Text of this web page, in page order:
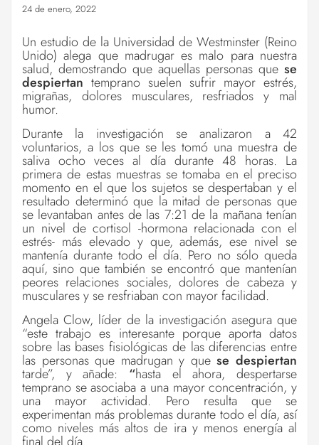
24 de enero, 2022
Un estudio de la Universidad de Westminster (Reino
Unido) alega que madrugar es malo para nuestra
salud, demostrando que aquellas personas que se
despiertan temprano suelen sufrir mayor estrés,
migrañas, dolores musculares, resfriados y mal
humor.
Durante la investigación se analizaron a 42
voluntarios, a los que se les tomó una muestra de
saliva ocho veces al día durante 48 horas. La
primera de estas muestras se tomaba en el preciso
momento en el que los sujetos se despertaban y el
resultado determinó que la mitad de personas que
se levantaban antes de las 7:21 de la mañana tenían
un nivel de cortisol -hormona relacionada con el
estrés- más elevado y que, además, ese nivel se
mantenía durante todo el día. Pero no sólo queda
aquí, sino que también se encontró que mantenían
peores relaciones sociales, dolores de cabeza y
musculares y se resfriaban con mayor facilidad.
Angela Clow, líder de la investigación asegura que
“este trabajo es interesante porque aporta datos
sobre las bases fisiológicas de las diferencias entre
las personas que madrugan y quese despiertan
tarde”, y añade: “hasta el ahora, despertarse
temprano se asociaba a una mayor concentración, y
una mayor actividad. Pero resulta que se
experimentan más problemas durante todo el día, así
como niveles más altos de ira y menos energía al
final del día.